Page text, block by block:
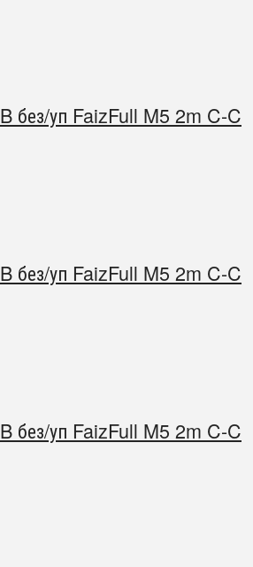
без/уп FaizFull M5 2m C-C
без/уп FaizFull M5 2m C-C
без/уп FaizFull M5 2m C-C